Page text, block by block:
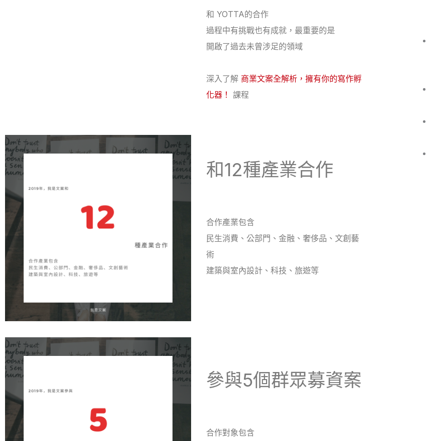
和 YOTTA的合作
過程中有挑戰也有成就，最重要的是
開啟了過去未曾涉足的領域
深入了解 商業文案全解析，擁有你的寫作孵
化器！ 課程
和12種產業合作
合作產業包含
民生消費、公部門、金融、奢侈品、文創藝
術
建築與室內設計、科技、旅遊等
參與5個群眾募資案
合作對象包含